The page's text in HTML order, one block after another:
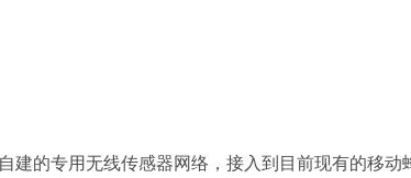
的专用无线传感器网络，接入到目前现有的移动